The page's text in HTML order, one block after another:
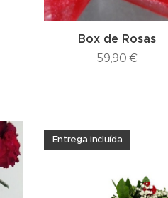
Box de Rosas
59,90 €
Entrega incluída